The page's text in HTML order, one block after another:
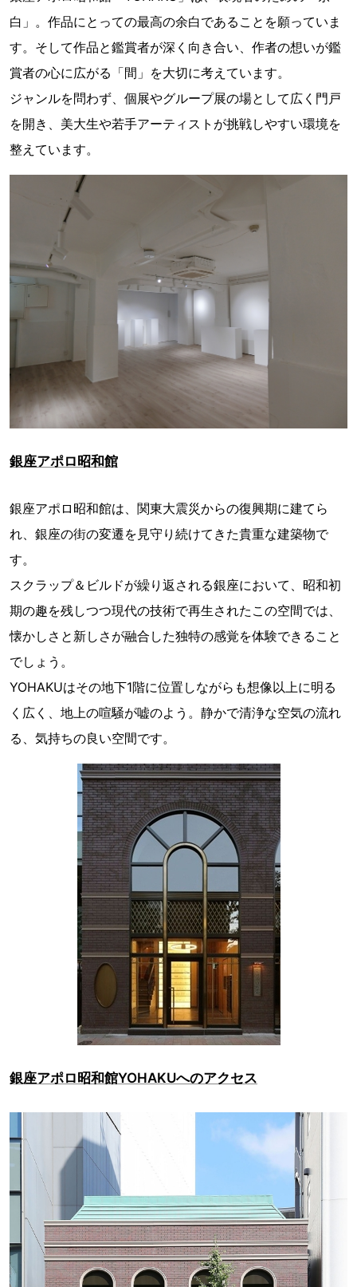
白」。作品にとっての最高の余白であることを願っていま
す。そして作品と鑑賞者が深く向き合い、作者の想いが鑑
賞者の心に広がる「間」を大切に考えています。
ジャンルを問わず、個展やグループ展の場として広く門戸
を開き、美大生や若手アーティストが挑戦しやすい環境を
整えています。
銀座アポロ昭和館
銀座アポロ昭和館は、関東大震災からの復興期に建てら
れ、銀座の街の変遷を見守り続けてきた貴重な建築物で
す。
スクラップ＆ビルドが繰り返される銀座において、昭和初
期の趣を残しつつ現代の技術で再生されたこの空間では、
懐かしさと新しさが融合した独特の感覚を体験できること
でしょう。
YOHAKUはその地下1階に位置しながらも想像以上に明る
く広く、地上の喧騒が嘘のよう。静かで清浄な空気の流れ
る、気持ちの良い空間です。
銀座アポロ昭和館YOHAKUへのアクセス